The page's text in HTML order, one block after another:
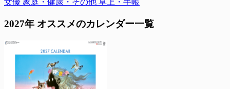
女優 家庭・健康・その他 卓上・手帳
2027年 オススメのカレンダー一覧